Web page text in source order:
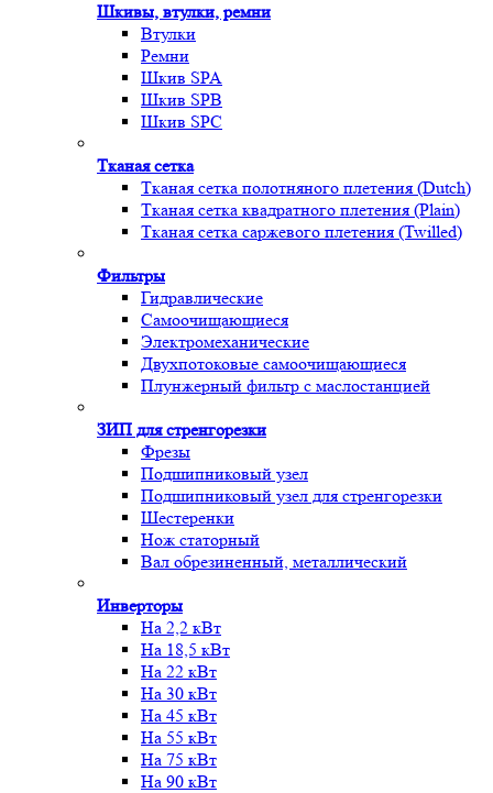
Шкивы, втулки, ремни
Втулки
Ремни
Шкив SPA
Шкив SPB
Шкив SPC
Тканая сетка
Тканая сетка полотняного плетения (Dutch)
Тканая сетка квадратного плетения (Plain)
Тканая сетка саржевого плетения (Twilled)
Фильтры
Гидравлические
Самоочищающиеся
Электромеханические
Двухпотоковые самоочищающиеся
Плунжерный фильтр с маслостанцией
ЗИП для стренгорезки
Фрезы
Подшипниковый узел
Подшипниковый узел для стренгорезки
Шестеренки
Нож статорный
Вал обрезиненный, металлический
Инверторы
На 2,2 кВт
На 18,5 кВт
На 22 кВт
На 30 кВт
На 45 кВт
На 55 кВт
На 75 кВт
На 90 кВт